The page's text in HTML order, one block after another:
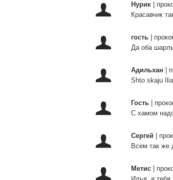
Нурик
Красавчик
гость
Да оба
Адильхан
Shto skaju
Гость
С хамом
Сергей
Всем так же
Метис